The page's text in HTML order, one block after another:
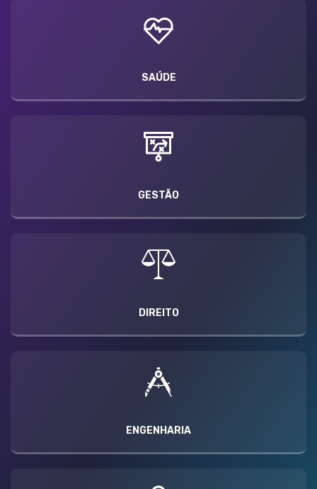
SAÚDE
GESTÃO
DIREITO
ENGENHARIA